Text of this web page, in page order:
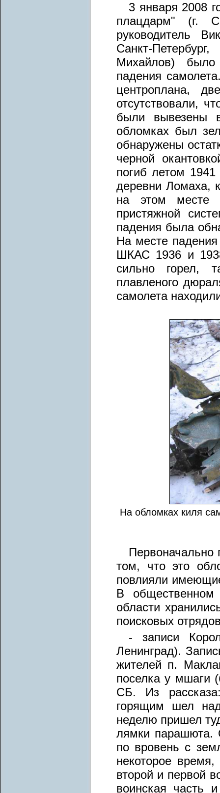
3 января 2008
плацдарм" (г.
руководитель
Санкт-
Михайлов) было
падения
центроплана,
отсутствовали,
были вывезены
обломках был
обнаружены
черной
погиб летом
деревни Ломаха,
на этом месте
пристяжной
падения была
На месте
ШКАС 1936 и
сильно горел,
плавленого
самолета
На обломках киля
том, что это
повлияли
В общественном
области
поисковых
- записи
Ленинград).
жителей п.
поселка у мшаги
СБ. Из
горящим шел
неделю пришел
лямки парашюта.
по вровень с
некоторое
второй и первой
воинская часть